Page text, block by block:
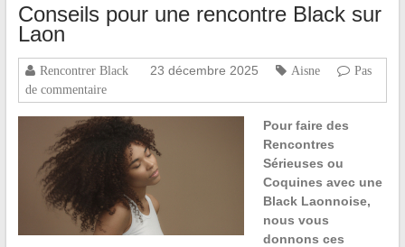
Conseils pour une rencontre Black sur
Laon
Rencontrer Black 23 décembre 2025 Aisne
Pas
de commentaire
Pour faire des
Rencontres
Sérieuses ou
Coquines avec une
Black Laonnoise,
nous vous
donnons ces